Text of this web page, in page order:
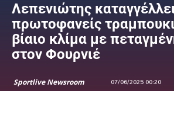
Λεπενιώτης
πρωτοφανείς
βίαιο κλίμα με
στον Φουρνιέ
Sportlive Newsroom 07/06/2025 00:20